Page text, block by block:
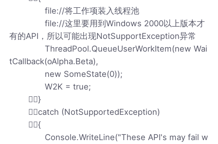
file://将工作项装入线程池
file://这里要用到Windows 2000以上版本才
有的API，所以可能出现NotSupportException异常
ThreadPool.QueueUserWorkItem(new Wai
tCallback(oAlpha.Beta),
new SomeState(0));
W2K = true;
}
catch (NotSupportedException)
{
Console.WriteLine("These API's may fail w